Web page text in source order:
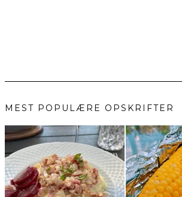
MEST POPULÆRE OPSKRIFTER